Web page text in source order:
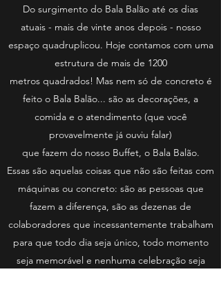
Do surgimento do Bala Balão até os dias
atuais - mais de vinte anos depois - nosso
espaço quadruplicou. Hoje contamos com uma
estrutura de mais de 1200
metros quadrados! Mas nem só de concreto é
feito o Bala Balão... são as decorações, a
comida e o atendimento (que você
provavelmente já ouviu falar)
que fazem do nosso Buffet, o Bala Balão.
Essas são aquelas coisas que não são feitas com
máquinas ou concreto: são as pessoas que
fazem a diferença, são as dezenas de
colaboradores que incessantemente trabalham
para que todo dia seja único, todo momento
seja memorável e nenhuma celebração seja